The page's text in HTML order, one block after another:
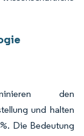
den
und halten
Die Bedeutung